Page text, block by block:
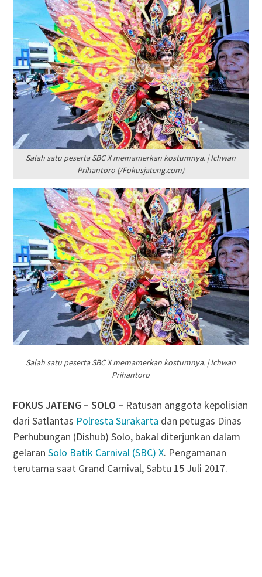
Salah satu peserta SBC X memamerkan kostumnya. | Ichwan
Prihantoro (/Fokusjateng.com)
Salah satu peserta SBC X memamerkan kostumnya. | Ichwan
Prihantoro
FOKUS JATENG – SOLO – Ratusan anggota kepolisian
dari Satlantas Polresta Surakarta dan petugas Dinas
Perhubungan (Dishub) Solo, bakal diterjunkan dalam
gelaran Solo Batik Carnival (SBC) X. Pengamanan
terutama saat Grand Carnival, Sabtu 15 Juli 2017.